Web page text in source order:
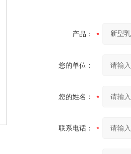
产品：
您的单位：
您的姓名：
联系电话：